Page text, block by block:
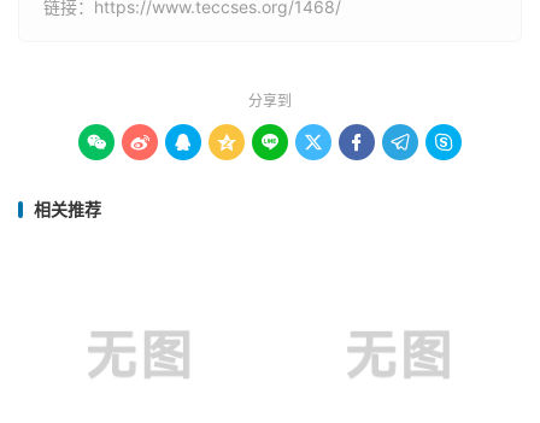
链接： https://www.teccses.org/1468/
分享到
        
相关推荐